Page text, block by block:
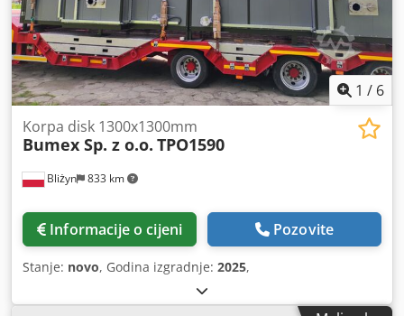
1 / 6
Bliżyn 833 km
Korpa disk 1300x1300mm
Bumex Sp. z o.o. TPO1590
Informacije o cijeni Pozovite
Stanje: novo, Godina izgradnje: 2025,